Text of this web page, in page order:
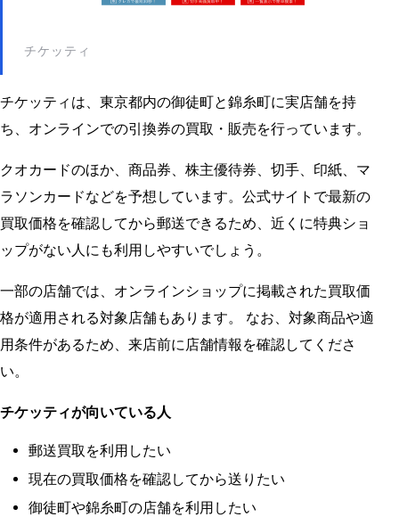
チケッティ
チケッティは、東京都内の御徒町と錦糸町に実店舗を持
ち、オンラインでの引換券の買取・販売を行っています。
クオカードのほか、商品券、株主優待券、切手、印紙、マ
ラソンカードなどを予想しています。公式サイトで最新の
買取価格を確認してから郵送できるため、近くに特典ショ
ップがない人にも利用しやすいでしょう。
一部の店舗では、オンラインショップに掲載された買取価
格が適用される対象店舗もあります。 なお、対象商品や適
用条件があるため、来店前に店舗情報を確認してくださ
い。
チケッティが向いている人
郵送買取を利用したい
現在の買取価格を確認してから送りたい
御徒町や錦糸町の店舗を利用したい